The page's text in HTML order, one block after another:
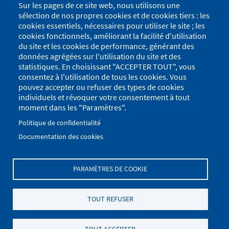
Steelmag
La société STEELMAG (en partenariat avec un bureau d'étude
mandaté par la CCLG) a pu mettre en place les moyens nécessaires à
la vidange du bassin et au confinement des réseaux. Par arrêté
préfectoral l'entreprise est autorisée à reprendre son activité de
calcination.
Les prochaines échéances pour lever les mises en demeures toujours
en cours sont : le 1er octobre 2021 (gestion et mise aux normes
des rejets
aqueux) et le 1er janvier 2022 (gestion et mise aux normes
des rejetsatmosphériques)
Sur les pages de ce site web, nous utilisons une
sélection de nos propres cookies et de cookies tiers : les
cookies essentiels, nécessaires pour utiliser le site ; les
cookies fonctionnels, améliorant la facilité d'utilisation
du site et les cookies de performance, générant des
données agrégées sur l'utilisation du site et des
statistiques. En choisissant "ACCEPTER TOUT", vous
consentez à l'utilisation de tous les cookies. Vous
pouvez accepter ou refuser des types de cookies
individuels et révoquer votre consentement à tout
moment dans les "Paramètres".
Politique de confidentialité
Documentation des cookies
PARAMÈTRES DE COOKIE
TOUT REFUSER
Menu
compte
Politique de confidentialité